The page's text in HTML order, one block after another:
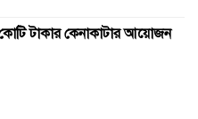
টাকার কেনাকাটার আয়োজন
পথে